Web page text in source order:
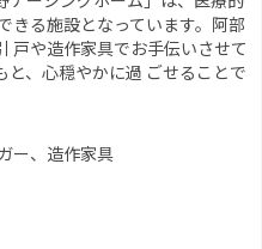
きる施設となっています。阿部
戸や造作家具でお手伝いさせて
、心穏やかに過 ごせることで
ー、造作家具